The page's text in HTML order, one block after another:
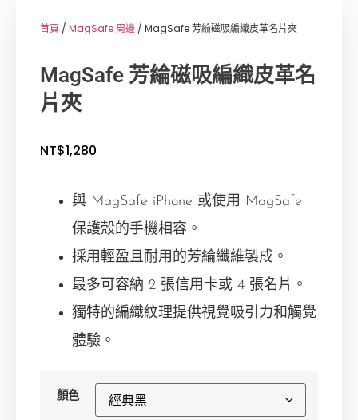
首頁 / MagSafe 周邊 / MagSafe 芳綸磁吸編織皮革名片夾
MagSafe 芳綸磁吸編織皮革名
片夾
NT$1,280
與 MagSafe iPhone 或使用 MagSafe
保護殼的手機相容。
採用輕盈且耐用的芳綸纖維製成。
最多可容納 2 張信用卡或 4 張名片。
獨特的編織紋理提供視覺吸引力和觸覺
體驗。
顏色